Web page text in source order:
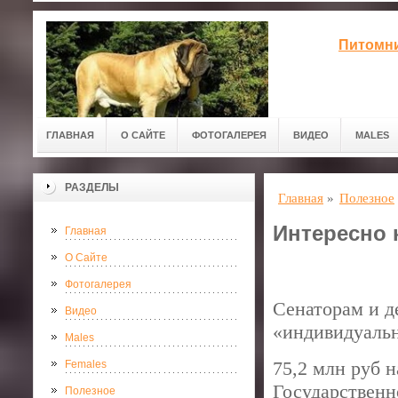
ГЛАВНАЯ О САЙТЕ ФОТОГАЛЕРЕЯ ВИДЕО MALES
РАЗДЕЛЫ
Главная
О Сайте
Фотогалерея
Видео
Males
Females
Полезное
Главная » Полезное
Интересно
Сенаторам и
75,2 млн руб